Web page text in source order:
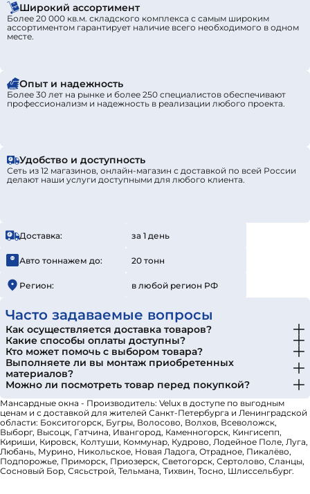
Широкий ассортимент
Более 20 000 кв.м. складского комплекса с самым широким
ассортиментом гарантирует наличие всего необходимого в одном
месте.
Опыт и надежность
Более 30 лет на рынке и более 250 специалистов обеспечивают
профессионализм и надежность в реализации любого проекта.
Удобство и доступность
Сеть из 12 магазинов, онлайн-магазин с доставкой по всей России
делают наши услуги доступными для любого клиента.
Доставка: за 1 день
Авто тоннажем до: 20 тонн
Регион: в любой регион РФ
Часто задаваемые вопросы
Как осуществляется доставка товаров?
Какие способы оплаты доступны?
Кто может помочь с выбором товара?
Выполняете ли вы монтаж приобретенных
материалов?
Можно ли посмотреть товар перед покупкой?
Мансардные окна - Производитель: Velux в доступе по выгодным
ценам и с доставкой для жителей Санкт-Петербурга и Ленинградской
области: Бокситогорск, Бугры, Волосово, Волхов, Всеволожск,
Выборг, Высоцк, Гатчина, Ивангород, Каменногорск, Кингисепп,
Кириши, Кировск, Колтуши, Коммунар, Кудрово, Лодейное Поле, Луга,
Любань, Мурино, Никольское, Новая Ладога, Отрадное, Пикалёво,
Подпорожье, Приморск, Приозерск, Светогорск, Сертолово, Сланцы,
Сосновый Бор, Сясьстрой, Тельмана, Тихвин, Тосно, Шлиссельбург.